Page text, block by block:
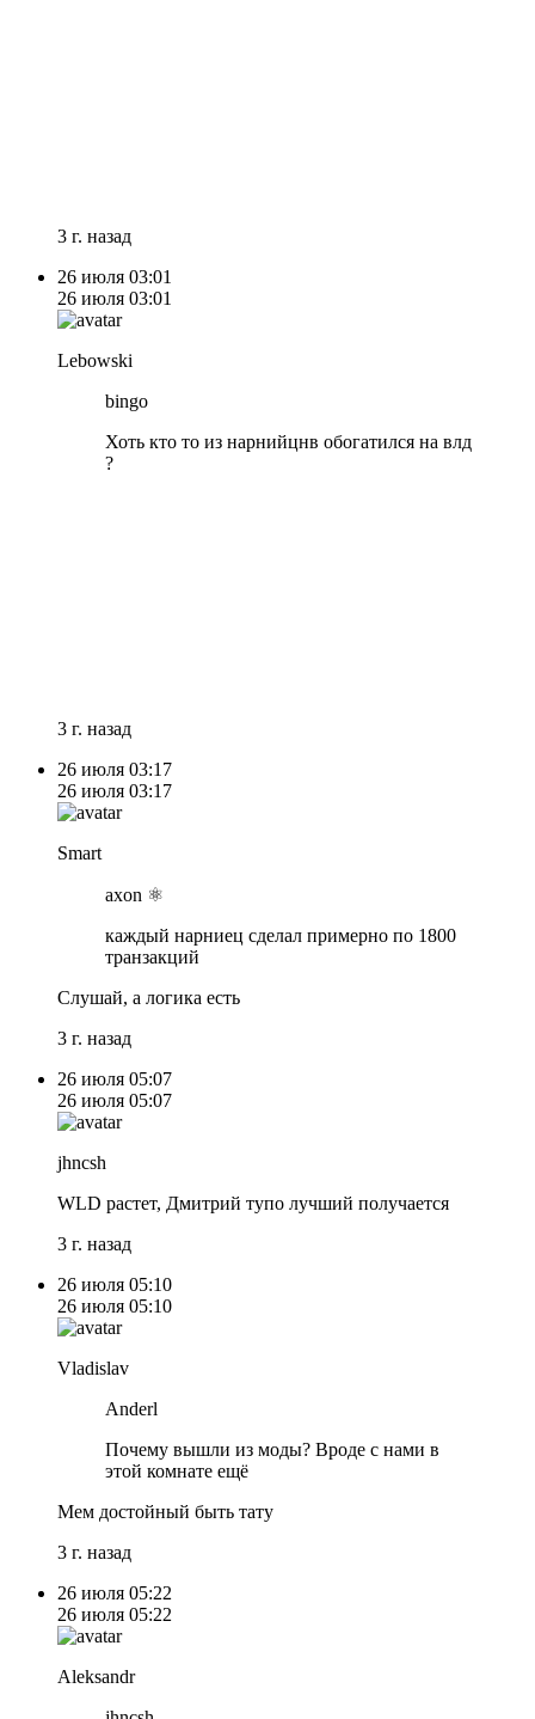
3 г. назад
26 июля 03:01
26 июля 03:01
Lebowski
bingo
Хоть кто то из нарнийцнв обогатился на влд
?
3 г. назад
26 июля 03:17
26 июля 03:17
Smart
axon ⚛️
каждый нарниец сделал примерно по 1800
транзакций
Слушай, а логика есть
3 г. назад
26 июля 05:07
26 июля 05:07
jhncsh
WLD растет, Дмитрий тупо лучший получается
3 г. назад
26 июля 05:10
26 июля 05:10
Vladislav
Anderl
Почему вышли из моды? Вроде с нами в
этой комнате ещё
Мем достойный быть тату
3 г. назад
26 июля 05:22
26 июля 05:22
Aleksandr